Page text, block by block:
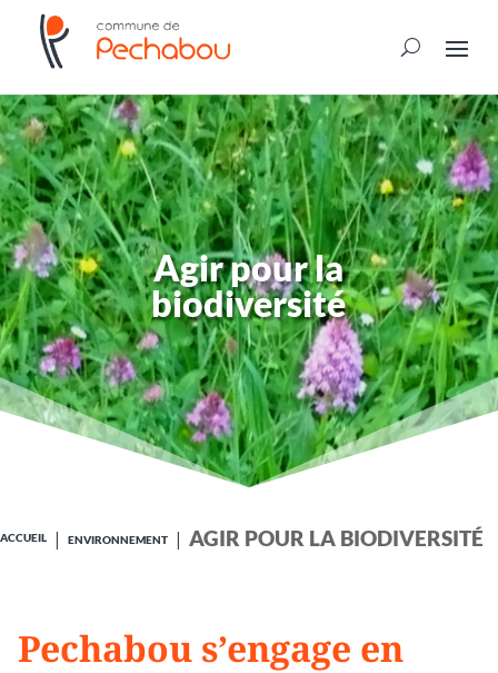
Agir pour la
biodiversité
ACCUEIL ENVIRONNEMENT AGIR POUR LA BIODIVERSITÉ
Pechabou s’engage en